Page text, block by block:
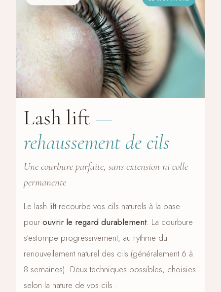
Lash lift —
rehaussement de cils
Une courbure parfaite, sans extension ni colle
permanente
Le lash lift recourbe vos cils naturels à la base
pour ouvrir le regard durablement. La courbure
s'estompe progressivement, au rythme du
renouvellement naturel des cils (généralement 6 à
8 semaines). Deux techniques possibles, choisies
selon la nature de vos cils :